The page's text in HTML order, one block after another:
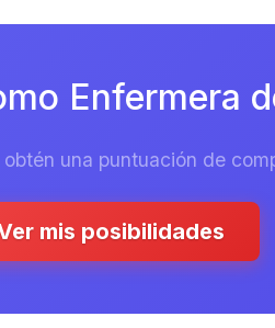
Enfermera
una puntuación de
mis posibilidades